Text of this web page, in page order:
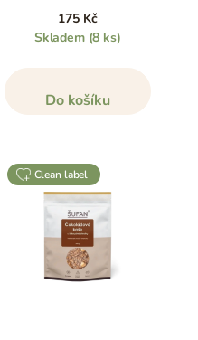
175 Kč
Skladem (8 ks)
Do košíku
clean label